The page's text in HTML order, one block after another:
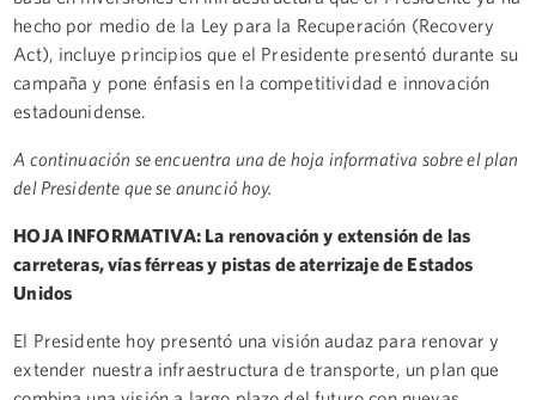
hecho por medio de la Ley para la Recuperación (Recovery
Act), incluye principios que el Presidente presentó durante su
campaña y pone énfasis en la competitividad e innovación
estadounidense.
A continuación se encuentra una de hoja informativa sobre el plan
del Presidente que se anunció hoy.
HOJA INFORMATIVA: La renovación y extensión de las
carreteras, vías férreas y pistas de aterrizaje de Estados
Unidos
El Presidente hoy presentó una visión audaz para renovar y
extender nuestra infraestructura de transporte, un plan que